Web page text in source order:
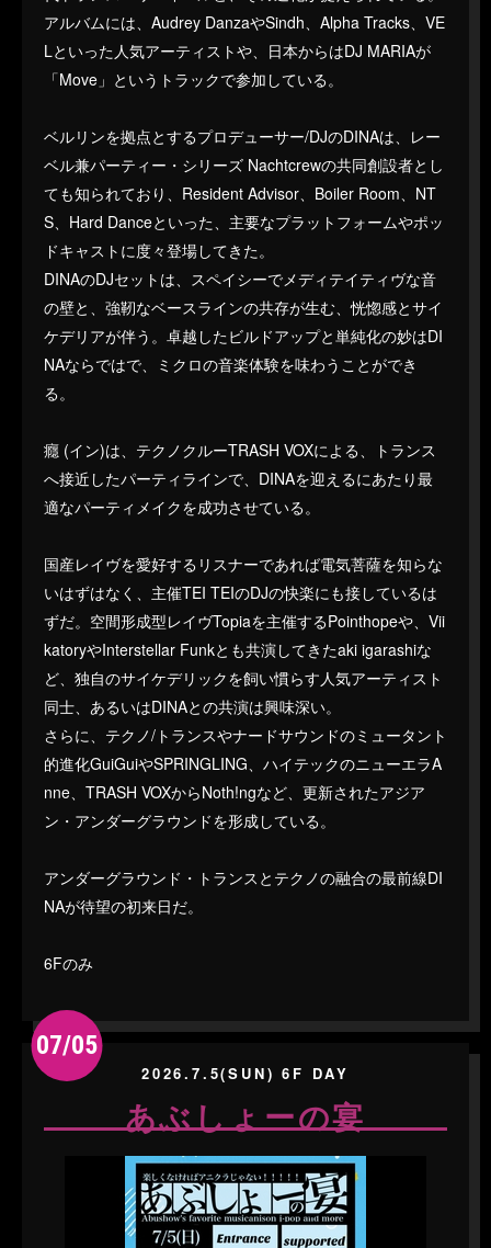
アルバムには、Audrey DanzaやSindh、Alpha Tracks、VE
Lといった人気アーティストや、日本からはDJ MARIAが
「Move」というトラックで参加している。
ベルリンを拠点とするプロデューサー/DJのDINAは、レー
ベル兼パーティー・シリーズ Nachtcrewの共同創設者とし
ても知られており、Resident Advisor、Boiler Room、NT
S、Hard Danceといった、主要なプラットフォームやポッ
ドキャストに度々登場してきた。
DINAのDJセットは、スペイシーでメディテイティヴな音
の壁と、強靭なベースラインの共存が生む、恍惚感とサイ
ケデリアが伴う。卓越したビルドアップと単純化の妙はDI
NAならではで、ミクロの音楽体験を味わうことができ
る。
癮 (イン)は、テクノクルーTRASH VOXによる、トランス
へ接近したパーティラインで、DINAを迎えるにあたり最
適なパーティメイクを成功させている。
国産レイヴを愛好するリスナーであれば電気菩薩を知らな
いはずはなく、主催TEI TEIのDJの快楽にも接しているは
ずだ。空間形成型レイヴTopiaを主催するPointhopeや、Vii
katoryやInterstellar Funkとも共演してきたaki igarashiな
ど、独自のサイケデリックを飼い慣らす人気アーティスト
同士、あるいはDINAとの共演は興味深い。
さらに、テクノ/トランスやナードサウンドのミュータント
的進化GuiGuiやSPRINGLING、ハイテックのニューエラA
nne、TRASH VOXからNoth!ngなど、更新されたアジア
ン・アンダーグラウンドを形成している。
アンダーグラウンド・トランスとテクノの融合の最前線DI
NAが待望の初来日だ。
6Fのみ
07/05
2026.7.5(SUN) 6F DAY
あぶしょーの宴